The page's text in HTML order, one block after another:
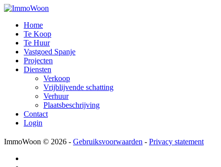
Home
Te Koop
Te Huur
Vastgoed Spanje
Projecten
Diensten
Verkoop
Vrijblijvende schatting
Verhuur
Plaatsbeschrijving
Contact
Login
ImmoWoon © 2026 - Gebruiksvoorwaarden - Privacy statement